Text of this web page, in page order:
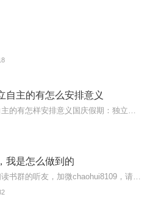
自主的有怎么安排意义
我是怎么做到的